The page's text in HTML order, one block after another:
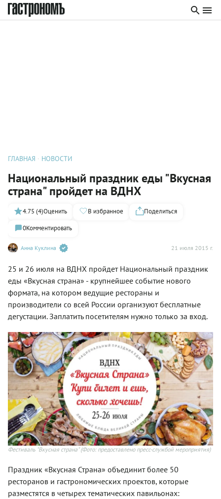
ГЛАВНАЯ НОВОСТИ
Национальный праздник еды "Вкусная
страна" пройдет на ВДНХ
Анна Куклина 21 июля 2015 г.
4.75 (4)Оценить В избранное
Поделиться
0Комментировать
25 и 26 июля на ВДНХ пройдет Национальный праздник
еды «Вкусная страна» - крупнейшее событие нового
формата, на котором ведущие рестораны и
производители со всей России организуют бесплатные
дегустации. Заплатить посетителям нужно только за вход.
Фестиваль "Вкусная страна" (Фото: предоставлено пресс-службой мероприятия)
Праздник «Вкусная Страна» объединит более 50
ресторанов и гастрономических проектов, которые
разместятся в четырех тематических павильонах: